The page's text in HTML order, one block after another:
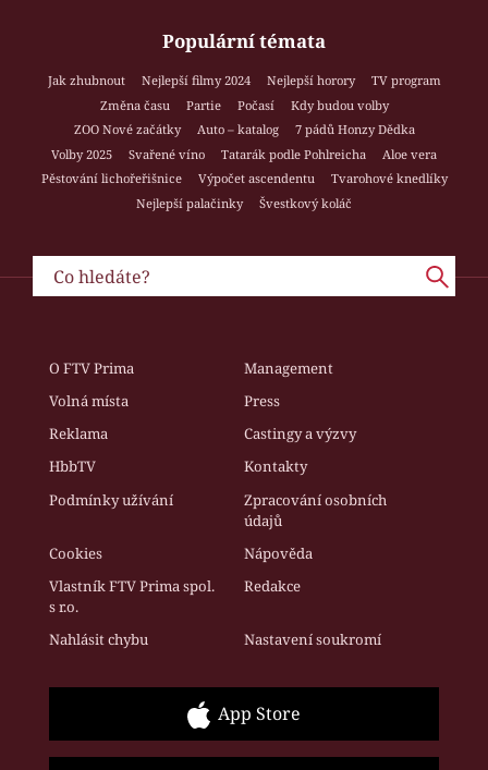
Populární témata
Jak zhubnout Nejlepší filmy 2024 Nejlepší horory
TV program
Změna času
Partie Počasí
Kdy budou volby
ZOO Nové začátky
Auto – katalog
7 pádů Honzy Dědka
Volby 2025
Svařené víno Tatarák podle Pohlreicha
Aloe vera
Pěstování lichořeřišnice
Výpočet ascendentu
Tvarohové knedlíky
Nejlepší palačinky
Švestkový koláč
O FTV Prima
Management
Volná místa
Press
Reklama
Castingy a výzvy
HbbTV
Kontakty
Podmínky užívání
Zpracování osobních
údajů
Cookies
Nápověda
Vlastník FTV Prima spol.
s r.o.
Redakce
Nahlásit chybu Nastavení soukromí
App Store